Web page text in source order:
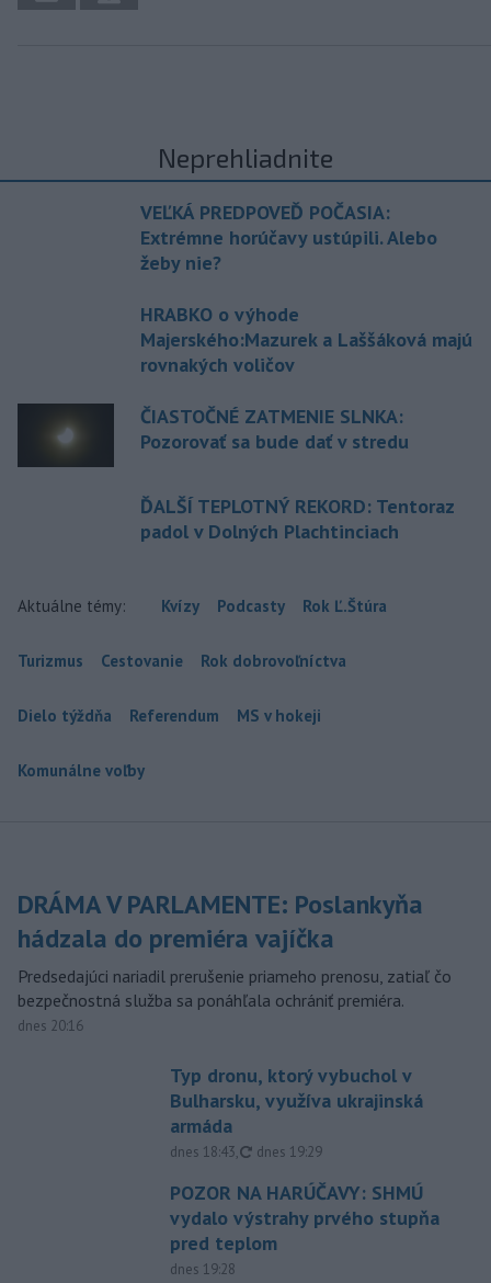
Neprehliadnite
VEĽKÁ PREDPOVEĎ POČASIA:
Extrémne horúčavy ustúpili. Alebo
žeby nie?
HRABKO o výhode
Majerského:Mazurek a Laššáková majú
rovnakých voličov
ČIASTOČNÉ ZATMENIE SLNKA:
Pozorovať sa bude dať v stredu
ĎALŠÍ TEPLOTNÝ REKORD: Tentoraz
padol v Dolných Plachtinciach
Aktuálne témy: Kvízy Podcasty Rok Ľ.Štúra
Turizmus Cestovanie Rok dobrovoľníctva
Dielo týždňa Referendum MS v hokeji
Komunálne voľby
DRÁMA V PARLAMENTE: Poslankyňa
hádzala do premiéra vajíčka
Predsedajúci nariadil prerušenie priameho prenosu, zatiaľ čo
bezpečnostná služba sa ponáhľala ochrániť premiéra.
dnes 20:16
Typ dronu, ktorý vybuchol v
Bulharsku, využíva ukrajinská
armáda
dnes 18:43, aktualizované
dnes 19:29
POZOR NA HARÚČAVY: SHMÚ
vydalo výstrahy prvého stupňa
pred teplom
dnes 19:28